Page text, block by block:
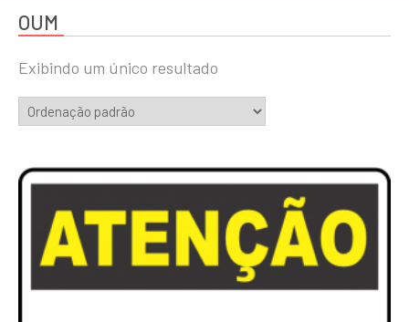
OUM
Exibindo um único resultado